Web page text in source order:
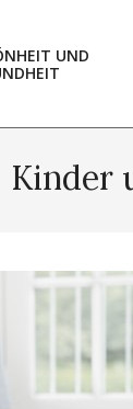
UND
Kinder